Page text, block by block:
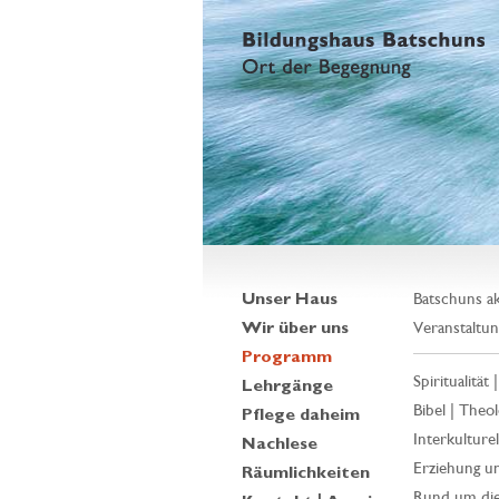
Unser Haus
Wir über uns
Programm
Lehrgänge
Pflege daheim
Nachlese
Räumlichkeiten
Batschuns
Spiritualität
Bibel |
Erziehung